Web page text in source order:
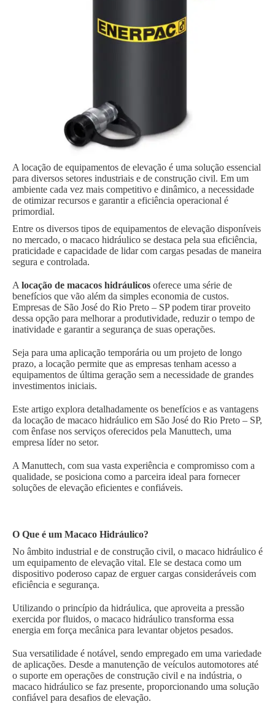
A locação de equipamentos de elevação é uma solução essencial
para diversos setores industriais e de construção civil. Em um
ambiente cada vez mais competitivo e dinâmico, a necessidade
de otimizar recursos e garantir a eficiência operacional é
primordial.
Entre os diversos tipos de equipamentos de elevação disponíveis
no mercado, o macaco hidráulico se destaca pela sua eficiência,
praticidade e capacidade de lidar com cargas pesadas de maneira
segura e controlada.
A locação de macacos hidráulicos oferece uma série de
benefícios que vão além da simples economia de custos.
Empresas de São José do Rio Preto – SP podem tirar proveito
dessa opção para melhorar a produtividade, reduzir o tempo de
inatividade e garantir a segurança de suas operações.
Seja para uma aplicação temporária ou um projeto de longo
prazo, a locação permite que as empresas tenham acesso a
equipamentos de última geração sem a necessidade de grandes
investimentos iniciais.
Este artigo explora detalhadamente os benefícios e as vantagens
da locação de macaco hidráulico em São José do Rio Preto – SP,
com ênfase nos serviços oferecidos pela Manuttech, uma
empresa líder no setor.
A Manuttech, com sua vasta experiência e compromisso com a
qualidade, se posiciona como a parceira ideal para fornecer
soluções de elevação eficientes e confiáveis.
O Que é um Macaco Hidráulico?
No âmbito industrial e de construção civil, o macaco hidráulico é
um equipamento de elevação vital. Ele se destaca como um
dispositivo poderoso capaz de erguer cargas consideráveis com
eficiência e segurança.
Utilizando o princípio da hidráulica, que aproveita a pressão
exercida por fluidos, o macaco hidráulico transforma essa
energia em força mecânica para levantar objetos pesados.
Sua versatilidade é notável, sendo empregado em uma variedade
de aplicações. Desde a manutenção de veículos automotores até
o suporte em operações de construção civil e na indústria, o
macaco hidráulico se faz presente, proporcionando uma solução
confiável para desafios de elevação.